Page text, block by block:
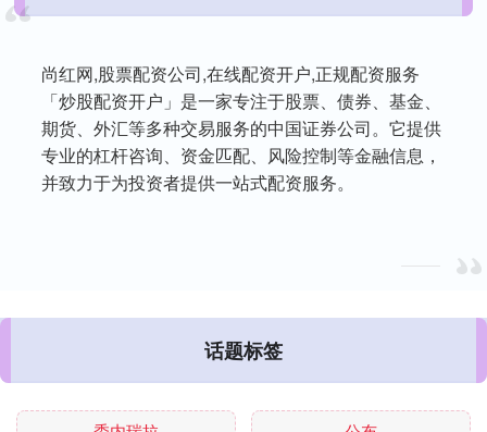
尚红网,股票配资公司,在线配资开户,正规配资服务
「炒股配资开户」是一家专注于股票、债券、基金、
期货、外汇等多种交易服务的中国证券公司。它提供
专业的杠杆咨询、资金匹配、风险控制等金融信息，
并致力于为投资者提供一站式配资服务。
话题标签